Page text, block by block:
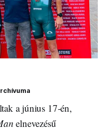
a június 17-én,
elnevezésű